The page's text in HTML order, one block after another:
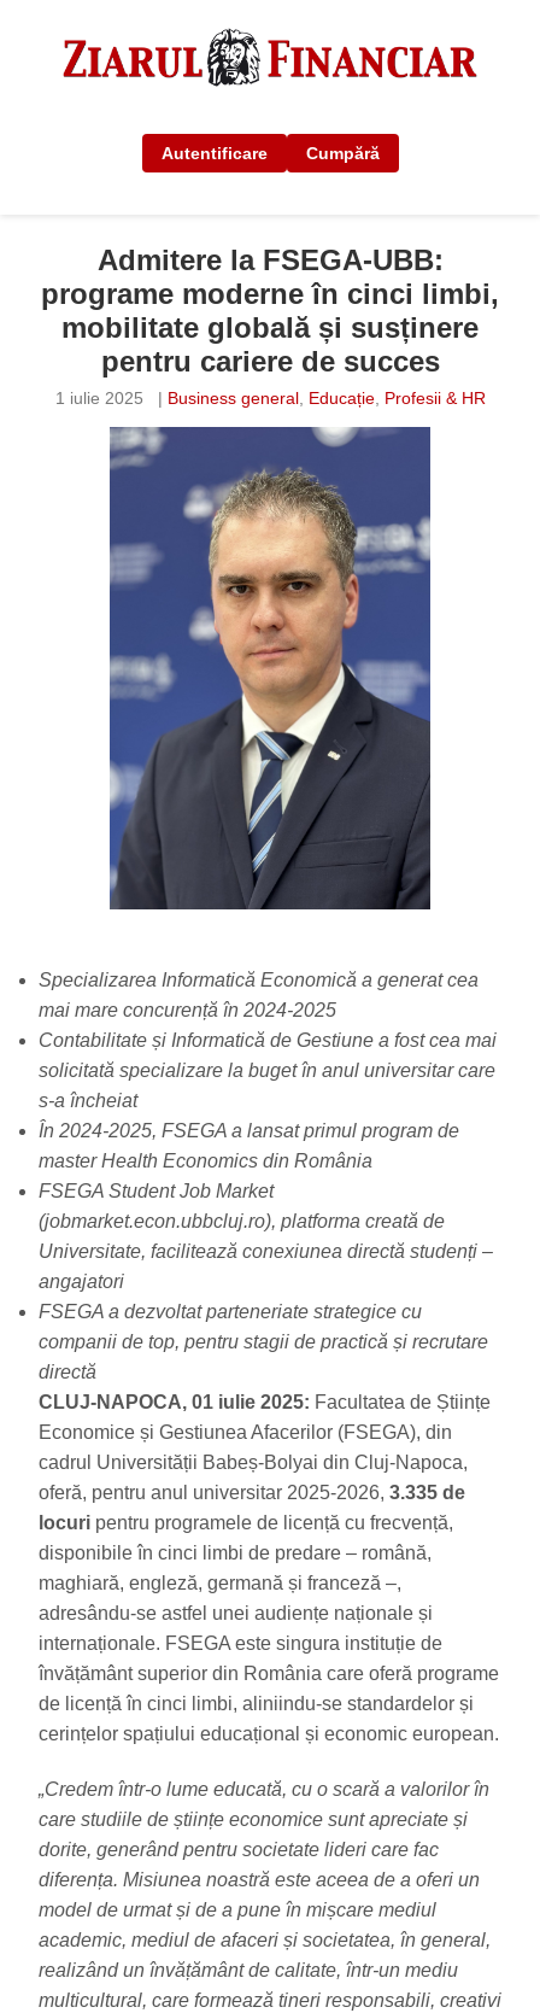
Autentificare Cumpără
Admitere la FSEGA-UBB:
programe moderne în cinci limbi,
mobilitate globală și susținere
pentru cariere de succes
1 iulie 2025 | Business general, Educație, Profesii & HR
Specializarea Informatică Economică a generat cea
mai mare concurență în 2024-2025
Contabilitate și Informatică de Gestiune a fost cea mai
solicitată specializare la buget în anul universitar care
s-a încheiat
În 2024-2025, FSEGA a lansat primul program de
master Health Economics din România
FSEGA Student Job Market
(jobmarket.econ.ubbcluj.ro), platforma creată de
Universitate, facilitează conexiunea directă studenți –
angajatori
FSEGA a dezvoltat parteneriate strategice cu
companii de top, pentru stagii de practică și recrutare
directă
CLUJ-NAPOCA, 01 iulie 2025: Facultatea de Științe
Economice și Gestiunea Afacerilor (FSEGA), din
cadrul Universității Babeș-Bolyai din Cluj-Napoca,
oferă, pentru anul universitar 2025-2026, 3.335 de
locuri pentru programele de licență cu frecvență,
disponibile în cinci limbi de predare – română,
maghiară, engleză, germană și franceză –,
adresându-se astfel unei audiențe naționale și
internaționale. FSEGA este singura instituție de
învățământ superior din România care oferă programe
de licență în cinci limbi, aliniindu-se standardelor și
cerințelor spațiului educațional și economic european.
„Credem într-o lume educată, cu o scară a valorilor în
care studiile de științe economice sunt apreciate și
dorite, generând pentru societate lideri care fac
diferența. Misiunea noastră este aceea de a oferi un
model de urmat și de a pune în mișcare mediul
academic, mediul de afaceri și societatea, în general,
realizând un învățământ de calitate, într-un mediu
multicultural, care formează tineri responsabili, creativi